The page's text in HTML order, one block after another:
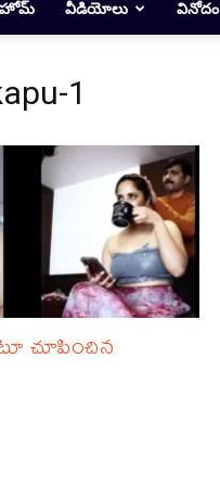
హోమ్ వీడియోలు వినోదం
1
చూపించిన